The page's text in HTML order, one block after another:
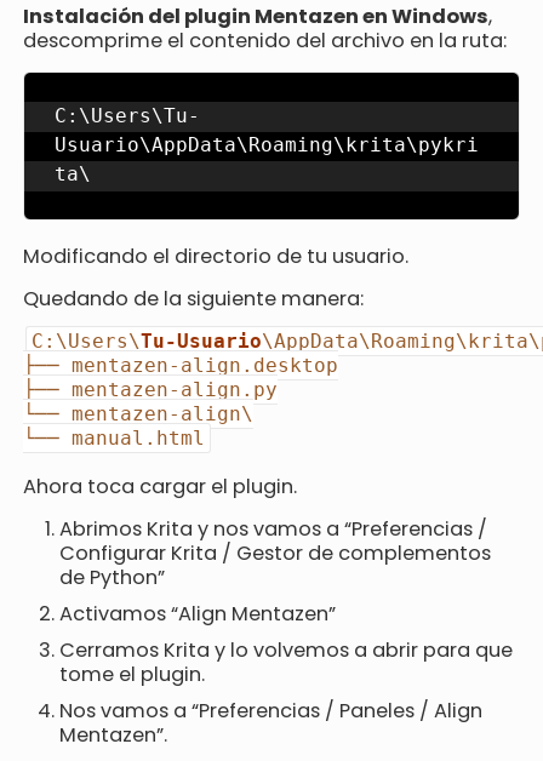
Instalación del plugin Mentazen en Windows,
descomprime el contenido del archivo en la ruta:
C:\Users\Tu-
Usuario\AppData\Roaming\krita\pykri
ta\
Modificando el directorio de tu usuario.
Quedando de la siguiente manera:
C:\Users\Tu-Usuario
├── mentazen-align.desktop
├── mentazen-align.py
└── mentazen-align\
└── manual.html
Ahora toca cargar el plugin.
Abrimos Krita y nos vamos a “Preferencias /
Configurar Krita / Gestor de complementos
de Python”
Activamos “Align Mentazen”
Cerramos Krita y lo volvemos a abrir para que
tome el plugin.
Nos vamos a “Preferencias / Paneles / Align
Mentazen”.